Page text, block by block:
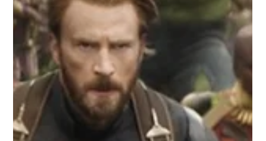
26 de ago. de 2018
Mostra de cinema exibe filmes dirigidos
por mulheres da América Latina
Programação especial do Sesc Vila Mariana durante todo o
mês de setembro homenageia cineastas latino-americanas
com exibições gratuitas...